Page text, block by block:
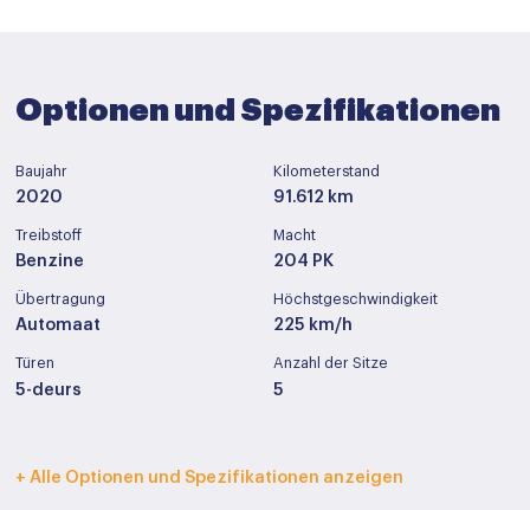
Optionen und Spezifikationen
Baujahr
2020
Kilometerstand
91.612 km
Treibstoff
Benzine
Macht
204 PK
Übertragung
Automaat
Höchstgeschwindigkeit
225 km/h
Türen
5-deurs
Anzahl der Sitze
5
Innenfarbe Polstermöbel
+ Alle Optionen und Spezifikationen anzeigen